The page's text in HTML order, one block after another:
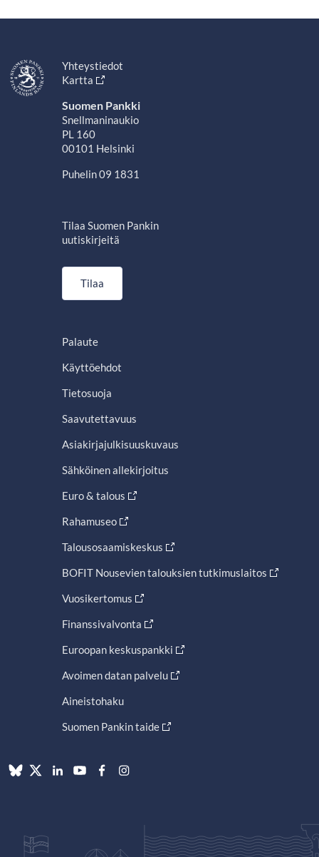
Yhteystiedot
Kartta
Suomen Pankki
Snellmaninaukio
PL 160
00101 Helsinki
Puhelin 09 1831
Tilaa Suomen Pankin
uutiskirjeitä
Tilaa
Palaute
Käyttöehdot
Tietosuoja
Saavutettavuus
Asiakirjajulkisuuskuvaus
Sähköinen allekirjoitus
Euro & talous
Rahamuseo
Talousosaamiskeskus
BOFIT Nousevien talouksien tutkimuslaitos
Vuosikertomus
Finanssivalvonta
Euroopan keskuspankki
Avoimen datan palvelu
Aineistohaku
Suomen Pankin taide